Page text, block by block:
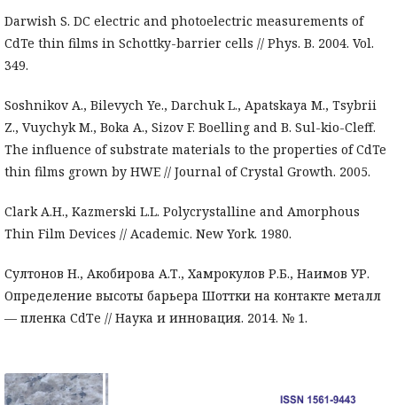
Darwish S. DC electric and photoelectric measurements of
CdTe thin films in Schottky-barrier cells // Phys. B. 2004. Vol.
349.
Soshnikov A., Bilevych Ye., Darchuk L., Apatskaya M., Tsybrii
Z., Vuychyk M., Boka A., Sizov F. Boelling and B. Sul-kio-Cleff.
The influence of substrate materials to the properties of CdTe
thin films grown by HWE // Journal of Crystal Growth. 2005.
Clark A.H., Kazmerski L.L. Polycrystalline and Amorphous
Thin Film Devices // Academic. New York. 1980.
Султонов Н., Акобирова А.Т., Хамрокулов Р.Б., Наимов УР.
Определение высоты барьера Шоттки на контакте металл
— пленка СdТe // Наука и инновация. 2014. № 1.